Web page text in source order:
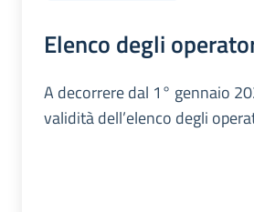
Elenco degli
A decorrere dal 1° gennaio
validità dell’elenco degli